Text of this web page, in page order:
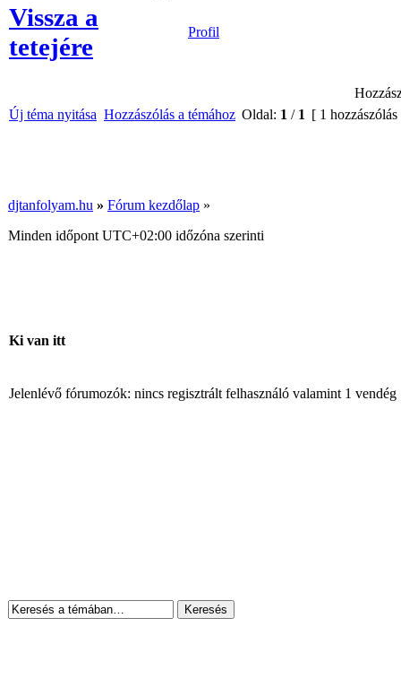
Vissza a
tetejére
Profil
Új téma nyitása Hozzászólás a témához Oldal: 1 / 1 [ 1
djtanfolyam.hu » Fórum kezdőlap »
Minden időpont UTC+02:00 időzóna szerinti
Ki van itt
Jelenlévő fórumozók: nincs regisztrált felhasználó valamint 1 vendég